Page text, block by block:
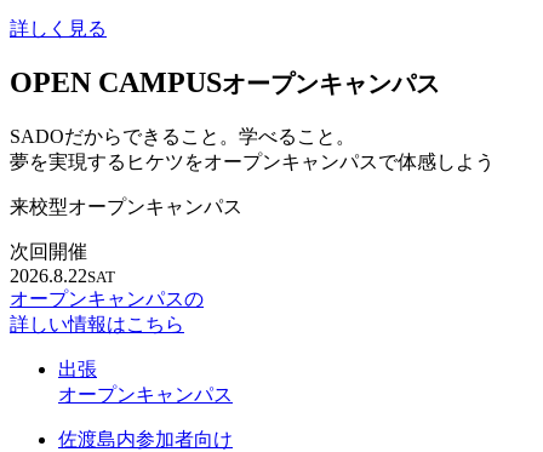
詳しく見る
OPEN CAMPUSオープンキャンパス
SADOだからできること。学べること。
夢を実現するヒケツをオープンキャンパスで体感しよう
来校型オープンキャンパス
次回開催
2026.8.22SAT
オープンキャンパスの
詳しい情報はこちら
出張
オープンキャンパス
佐渡島内参加者向け